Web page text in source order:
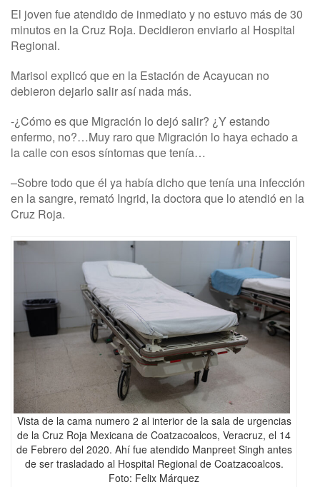
El joven fue atendido de inmediato y no estuvo más de 30
minutos en la Cruz Roja. Decidieron enviarlo al Hospital
Regional.
Marisol explicó que en la Estación de Acayucan no
debieron dejarlo salir así nada más.
-¿Cómo es que Migración lo dejó salir? ¿Y estando
enfermo, no?…Muy raro que Migración lo haya echado a
la calle con esos síntomas que tenía…
–Sobre todo que él ya había dicho que tenía una infección
en la sangre, remató Ingrid, la doctora que lo atendió en la
Cruz Roja.
Vista de la cama numero 2 al interior de la sala de urgencias
de la Cruz Roja Mexicana de Coatzacoalcos, Veracruz, el 14
de Febrero del 2020. Ahí fue atendido Manpreet Singh antes
de ser trasladado al Hospital Regional de Coatzacoalcos.
Foto: Felix Márquez